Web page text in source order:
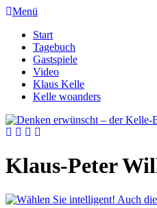
Menü
Start
Tagebuch
Gastspiele
Video
Klaus Kelle
Kelle woanders
Klaus-Peter